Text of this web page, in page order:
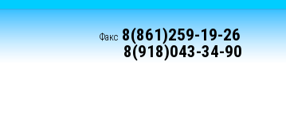
Факс 8(861)259-19-26
8(918)043-34-90